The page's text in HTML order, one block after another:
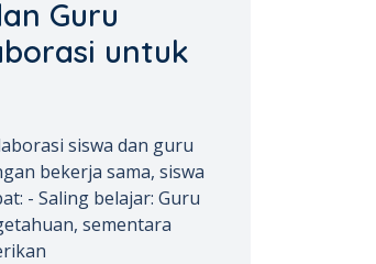
Guru
untuk
siswa dan guru
bekerja sama, siswa
- Saling belajar: Guru
sementara